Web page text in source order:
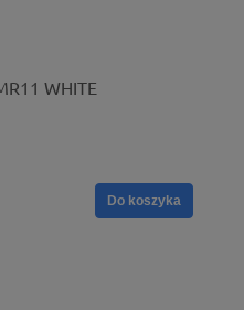
WHITE
Do koszyka